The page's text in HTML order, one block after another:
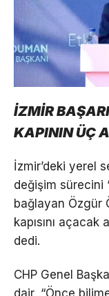
İZMİR
KAPININ ÜÇ
İzmir’deki yerel
değişim sürecini
bağlayan Özgür
kapısını
dedi.
CHP Genel